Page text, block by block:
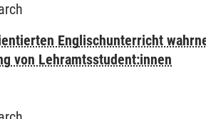
Englischunterricht
von Lehramtsstudent:innen